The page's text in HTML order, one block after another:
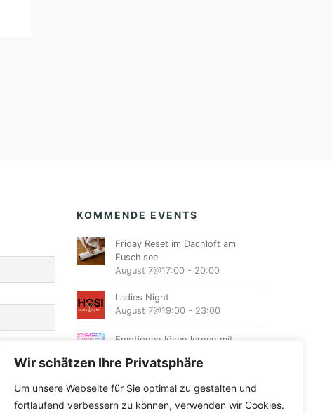
Wir schätzen Ihre Privatsphäre
Um unsere Webseite für Sie optimal zu gestalten und
fortlaufend verbessern zu können, verwenden wir Cookies.
KOMMENDE EVENTS
Friday Reset im Dachloft am
Fuschlsee
August 7@17:00- 20:00
Ladies Night
August 7@19:00- 23:00
Emotionen lösen lernen mit
August 8@10:00- 16:00
Female Dancehall Tanzworkshop
August 8@10:30-12:00